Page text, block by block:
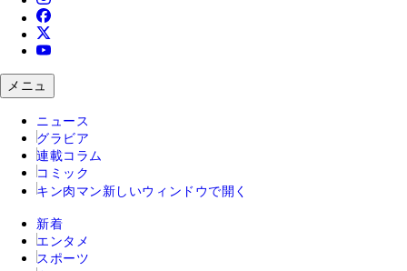
メニュ
ニュース
グラビア
連載コラム
コミック
キン肉マン 新しいウィンドウで開く
新着
エンタメ
スポーツ